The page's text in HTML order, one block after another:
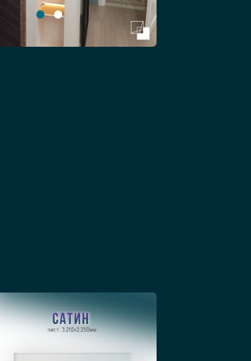
мы выезжаем в
цену